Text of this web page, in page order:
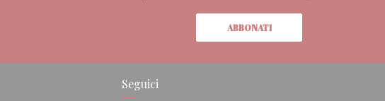
ABBONATI
Seguici